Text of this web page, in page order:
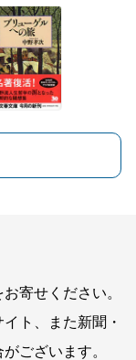
寄せください。
ト、また新聞・
ございます。